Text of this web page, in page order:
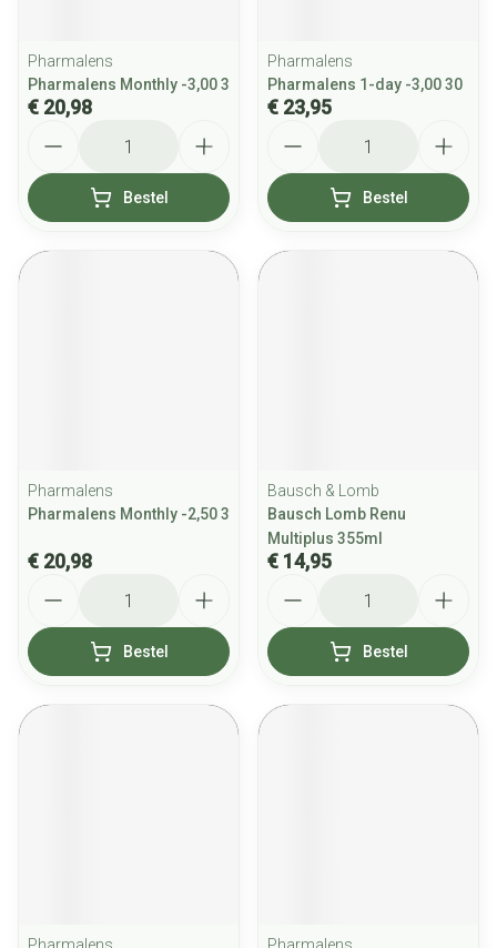
Pharmalens
Pharmalens Monthly -3,00 3
€ 20,98
Bestel
Pharmalens
Pharmalens 1-day -3,00 30
€ 23,95
Bestel
Pharmalens
Pharmalens Monthly -2,50 3
€ 20,98
Bestel
Bausch & Lomb
Bausch Lomb Renu
Multiplus 355ml
€ 14,95
Bestel